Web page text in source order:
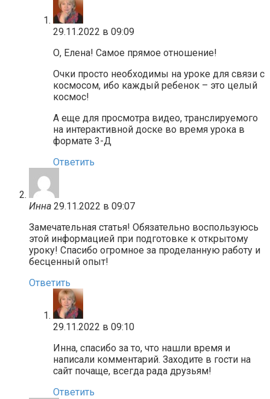
29.11.2022 в 09:09
О, Елена! Самое прямое отношение!
Очки просто необходимы на уроке для связи с
космосом, ибо каждый ребенок – это целый
космос!
А еще для просмотра видео, транслируемого
на интерактивной доске во время урока в
формате 3-Д
Ответить
Инна 29.11.2022 в 09:07
Замечательная статья! Обязательно воспользуюсь
этой информацией при подготовке к открытому
уроку! Спасибо огромное за проделанную работу и
бесценный опыт!
Ответить
29.11.2022 в 09:10
Инна, спасибо за то, что нашли время и
написали комментарий. Заходите в гости на
сайт почаще, всегда рада друзьям!
Ответить